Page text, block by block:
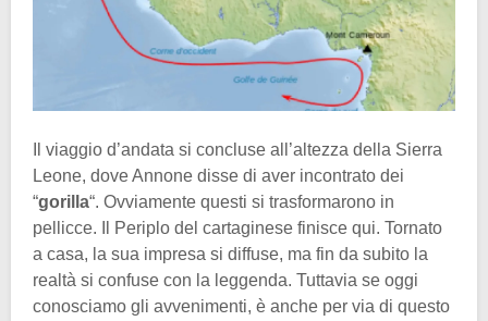
Il viaggio d’andata si concluse all’altezza della Sierra
Leone, dove Annone disse di aver incontrato dei
“gorilla“. Ovviamente questi si trasformarono in
pellicce. Il Periplo del cartaginese finisce qui. Tornato
a casa, la sua impresa si diffuse, ma fin da subito la
realtà si confuse con la leggenda. Tuttavia se oggi
conosciamo gli avvenimenti, è anche per via di questo